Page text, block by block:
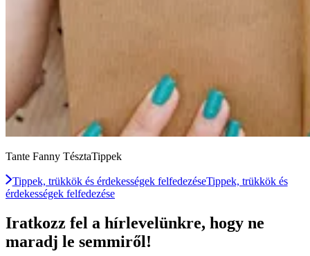
Tante Fanny TésztaTippek
Tippek, trükkök és érdekességek felfedezéseTippek, trükkök és
érdekességek felfedezése
Iratkozz fel a hírlevelünkre, hogy ne
maradj le semmiről!